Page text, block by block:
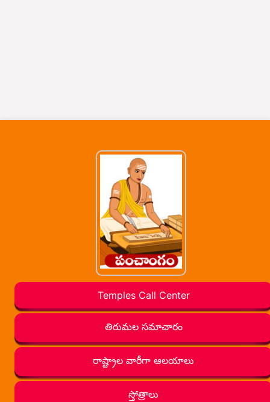
Temples Call Center
తిరుమల సమాచారం
రాష్ట్రాల వారీగా ఆలయాలు
స్తోత్రాలు